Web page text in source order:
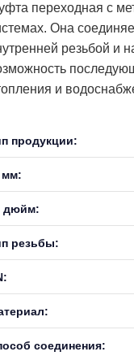
переходная с
Она
резьбой и
и
продукции:
мм:
дюйм:
резьбы:
соединения: